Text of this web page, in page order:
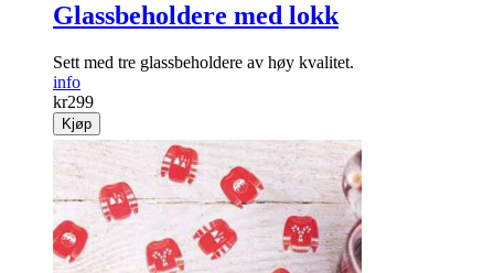
Glassbeholdere med lokk
Sett med tre glassbeholdere av høy kvalitet.
info
kr299
Kjøp